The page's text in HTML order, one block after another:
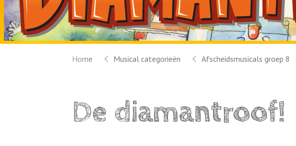
Home Musical categorieën Afscheidsmusicals groep 8
De diamantroof!